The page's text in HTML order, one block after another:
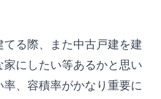
る際、また中古戸建を建
にしたい等あるかと思い
率、容積率がかなり重要に